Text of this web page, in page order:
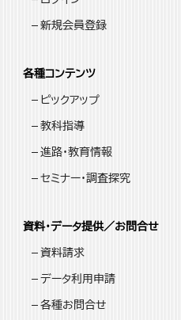
新規会員登録
各種コンテンツ
ピックアップ
教科指導
進路・教育情報
セミナー・調査探究
資料・データ提供／お問合せ
資料請求
データ利用申請
各種お問合せ